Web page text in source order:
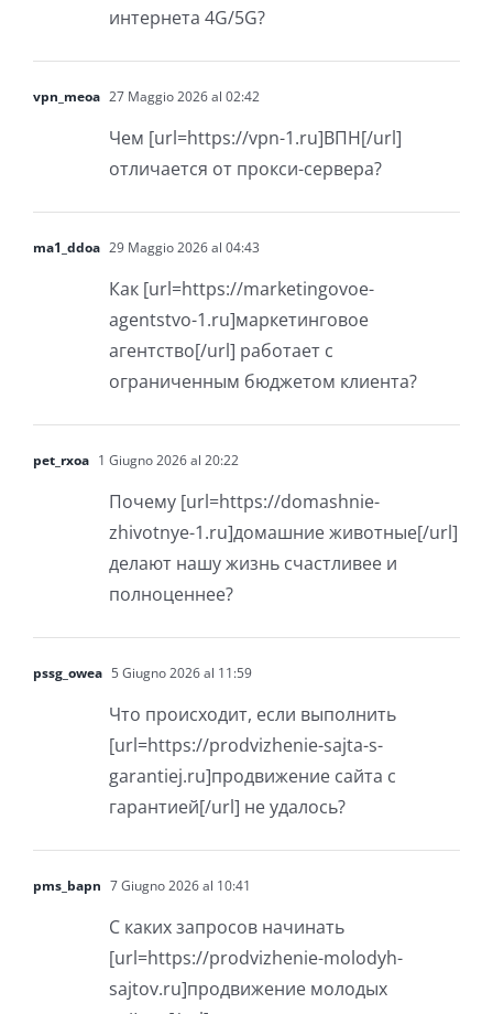
интернета 4G/5G?
vpn_meoa 27 Maggio 2026 al 02:42
Чем [url=https://vpn-1.ru]ВПН[/url]
отличается от прокси-сервера?
ma1_ddoa 29 Maggio 2026 al 04:43
Как [url=https://marketingovoe-
agentstvo-1.ru]маркетинговое
агентство[/url] работает с
ограниченным бюджетом клиента?
pet_rxoa 1 Giugno 2026 al 20:22
Почему [url=https://domashnie-
zhivotnye-1.ru]домашние животные[/url]
делают нашу жизнь счастливее и
полноценнее?
pssg_owea 5 Giugno 2026 al 11:59
Что происходит, если выполнить
[url=https://prodvizhenie-sajta-s-
garantiej.ru]продвижение сайта с
гарантией[/url] не удалось?
pms_bapn 7 Giugno 2026 al 10:41
С каких запросов начинать
[url=https://prodvizhenie-molodyh-
sajtov.ru]продвижение молодых